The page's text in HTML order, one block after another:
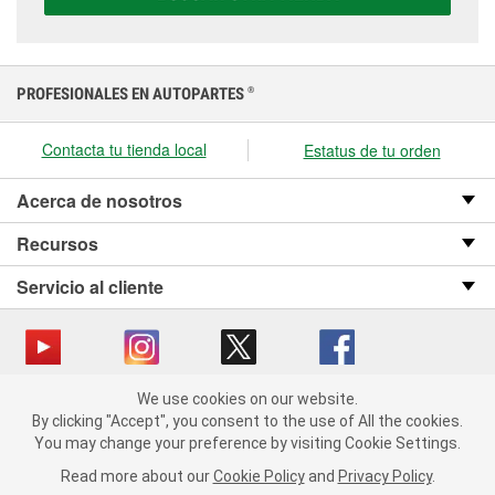
We use cookies on our website. By clicking "Accept", you consent
to the use of All the cookies.
You may change your preference by visiting Cookie Settings.
Read more about our Cookie Policy and Privacy Policy.
PROFESIONALES EN AUTOPARTES ®
Contacta tu tienda local Estatus de tu orden
Acerca de nosotros
Recursos
Servicio al cliente
Copyright © 2008-2026 O’Reilly Auto Parts v OST_3.2.0.0.729 (3) cv1361
catalog_main
Política de privacidad
Ley de transparencia en las cadenas de suministro
de California
We use cookies on our website.
By clicking "Accept", you consent to the use of All the cookies.
You may change your preference by visiting Cookie Settings.
Read more about our Cookie Policy and Privacy Policy.